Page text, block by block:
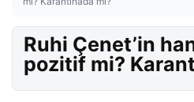
Ruhi Çenet’in
pozitif mi?